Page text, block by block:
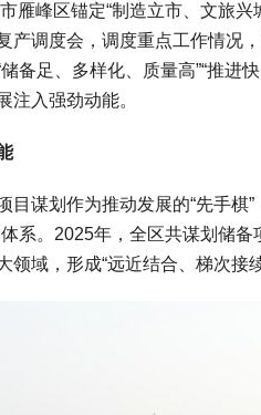
雁峰区锚定“制造立市、文旅
产调度会，调度重点工作情况
备足、多样化、质量高”“推进
注入强劲动能。
目谋划作为推动发展的“先手
系。2025年，全区共谋划储
领域，形成“远近结合、梯次接